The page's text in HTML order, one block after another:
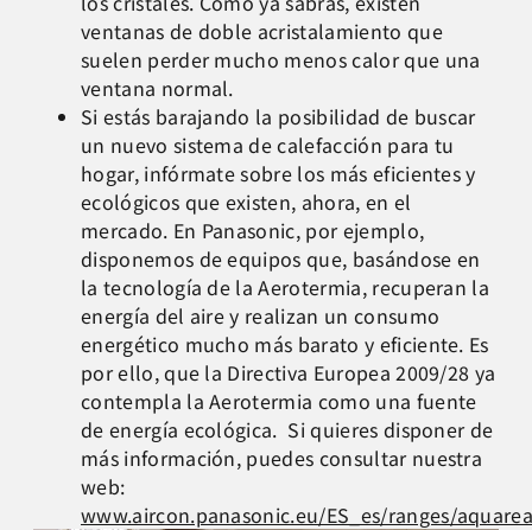
ventanas de doble acristalamiento que
suelen perder mucho menos calor que una
ventana normal.
Si estás barajando la posibilidad de buscar
un nuevo sistema de calefacción para tu
hogar, infórmate sobre los más eficientes y
ecológicos que existen, ahora, en el
mercado. En Panasonic, por ejemplo,
disponemos de equipos que, basándose en
la tecnología de la Aerotermia, recuperan la
energía del aire y realizan un consumo
energético mucho más barato y eficiente. Es
por ello, que la Directiva Europea 2009/28 ya
contempla la Aerotermia como una fuente
de energía ecológica. Si quieres disponer de
más información, puedes consultar nuestra
web:
www.aircon.panasonic.eu/ES_es/ranges/